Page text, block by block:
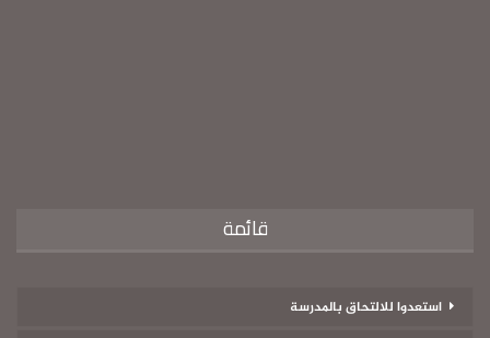
قائمة
استعدوا للالتحاق بالمدرسة